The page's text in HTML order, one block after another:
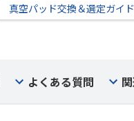
真空パッド交換＆選定ガイド
よくある質問